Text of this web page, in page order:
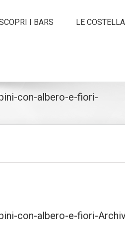
I BARS LE
con-albero-e-fiori-
con-albero-e-fiori-